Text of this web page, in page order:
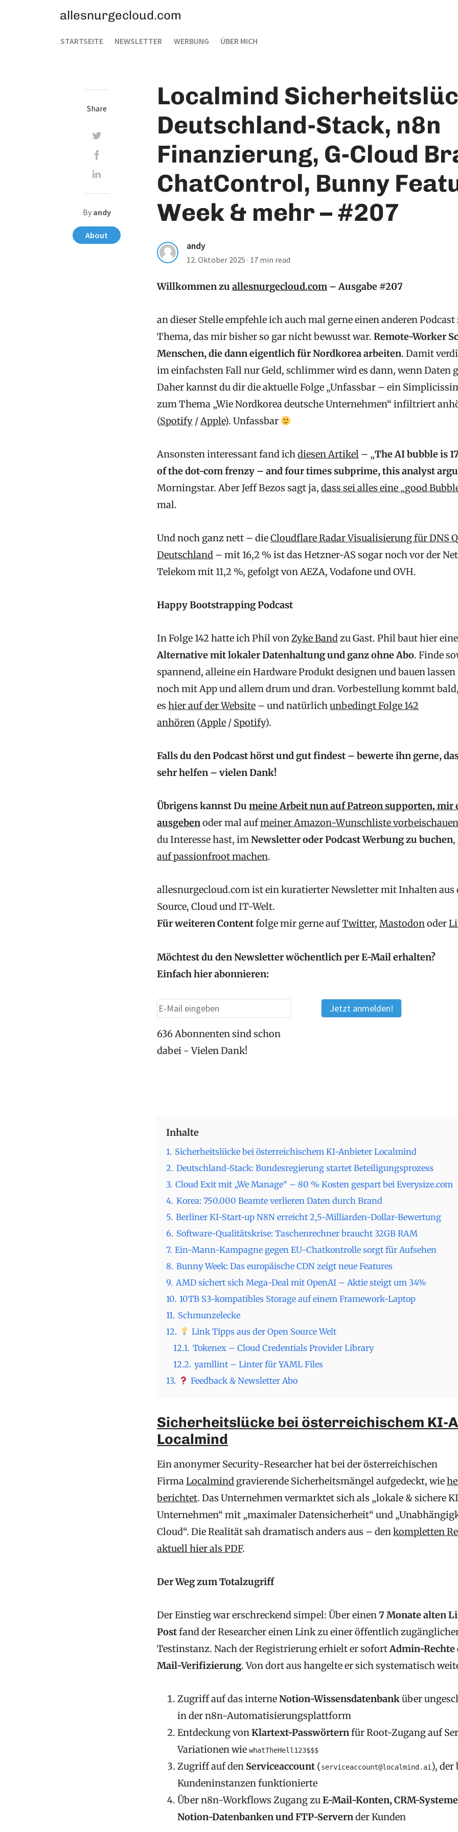
allesnurgecloud.com
STARTSEITE NEWSLETTER WERBUNG ÜBER MICH
Localmind
Deutschland-Stack, n8n
Finanzierung, G-Cloud
ChatControl, Bunny
Week & mehr – #207
andy
12. Oktober 2025 · 17 min read
Willkommen zu allesnurgecloud.com – Ausgabe #207
an dieser Stelle empfehle ich auch mal gerne einen anderen Podcast
Thema, das mir bisher so gar nicht bewusst war. Remote-Worker
Menschen, die dann eigentlich für Nordkorea arbeiten. Damit
im einfachsten Fall nur Geld, schlimmer wird es dann, wenn Daten
Daher kannst du dir die aktuelle Folge „Unfassbar – ein
zum Thema „Wie Nordkorea deutsche Unternehmen“ infiltriert
(Spotify /Apple). Unfassbar
Ansonsten interessant fand ichdiesen Artikel – „The AI bubble is
of the dot-com frenzy – and four times subprime, this analyst
Morningstar. Aber Jeff Bezos sagt ja, dass sei alles eine „good
mal.
Und noch ganz nett – dieCloudflare Radar Visualisierung für DNS
Deutschland – mit 16,2 % ist das Hetzner-AS sogar noch vor der
Telekom mit 11,2 %, gefolgt von AEZA, Vodafone und OVH.
Happy Bootstrapping Podcast
In Folge 142 hatte ich Phil vonZyke Bandzu Gast. Phil baut hier
Alternative mit lokaler Datenhaltung und ganz ohne Abo. Finde
spannend, alleine ein Hardware Produkt designen und bauen
noch mit App und allem drum und dran. Vorbestellung kommt
es hier auf der Website – und natürlichunbedingt Folge 142
anhören (Apple / Spotify).
Falls du den Podcast hörst und gut findest – bewerte ihn gerne,
sehr helfen – vielen Dank!
Übrigens kannst Du meine Arbeit nun auf Patreon supporten,mir
ausgebenoder mal aufmeiner Amazon-Wunschliste vorbeischauen
du Interesse hast, imNewsletter oder Podcast Werbung zu buchen,
auf passionfroot machen.
allesnurgecloud.com ist ein kuratierter Newsletter mit Inhalten aus
Source, Cloud und IT-Welt.
Für weiteren Contentfolge mir gerne aufTwitter, Mastodonoder
Möchtest du den Newsletter wöchentlich per E-Mail erhalten?
Einfach hier abonnieren:
636 Abonnenten sind schon
dabei - Vielen Dank!
Inhalte
1. Sicherheitslücke bei österreichischem KI-Anbieter Localmind
2. Deutschland-Stack: Bundesregierung startet Beteiligungsprozess
3. Cloud Exit mit „We Manage“ – 80 % Kosten gespart bei Everysize.com
4. Korea: 750.000 Beamte verlieren Daten durch Brand
5. Berliner KI-Start-up N8N erreicht 2,5-Milliarden-Dollar-Bewertung
6. Software-Qualitätskrise: Taschenrechner braucht 32GB RAM
7. Ein-Mann-Kampagne gegen EU-Chatkontrolle sorgt für Aufsehen
8. Bunny Week: Das europäische CDN zeigt neue Features
9. AMD sichert sich Mega-Deal mit OpenAI – Aktie steigt um 34%
10. 10TB S3-kompatibles Storage auf einem Framework-Laptop
11. Schmunzelecke
12.
Link Tipps aus der Open Source Welt
12.1. Tokenex – Cloud Credentials Provider Library
12.2. yamllint – Linter für YAML Files
13.
Feedback & Newsletter Abo
Sicherheitslücke bei österreichischem KI-
Localmind
Ein anonymer Security-Researcher hat bei der österreichischen
FirmaLocalmind gravierende Sicherheitsmängel aufgedeckt, wie
berichtet. Das Unternehmen vermarktet sich als „lokale & sichere
Unternehmen“ mit „maximaler Datensicherheit“ und
Cloud“. Die Realität sah dramatisch anders aus – denkompletten
aktuell hier als PDF.
Der Weg zum Totalzugriff
Der Einstieg war erschreckend simpel: Über einen7 Monate alten
Postfand der Researcher einen Link zu einer öffentlich
Testinstanz. Nach der Registrierung erhielt er sofortAdmin-Rechte
Mail-Verifizierung. Von dort aus hangelte er sich systematisch
Zugriff auf das interneNotion-Wissensdatenbanküber
in der n8n-Automatisierungsplattform
Entdeckung vonKlartext-Passwörternfür Root-Zugang auf
Variationen wie whatTheHell123$$$
Zugriff auf den Serviceaccount (serviceaccount@localmind.ai ), der
Kundeninstanzen funktionierte
Über n8n-Workflows Zugang zuE-Mail-Konten, CRM-
Notion-Datenbanken und FTP-Servernder Kunden
Share
By andy
About